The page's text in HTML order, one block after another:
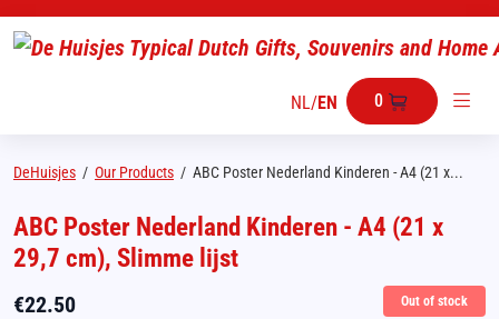
NL/EN 0
DeHuisjes / Our Products / ABC Poster Nederland Kinderen - A4 (21 x...
ABC Poster Nederland Kinderen - A4 (21 x
29,7 cm), Slimme lijst
€22.50 Out of stock